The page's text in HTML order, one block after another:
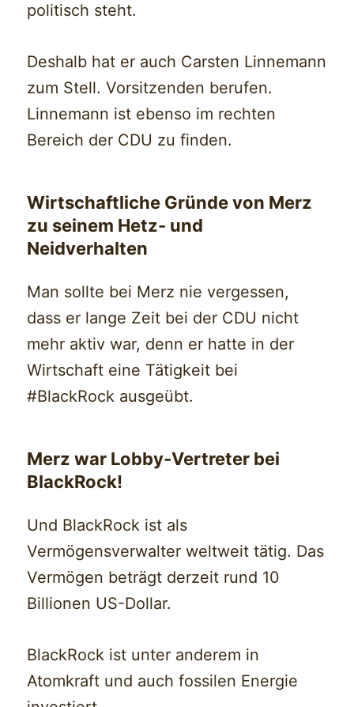
politisch steht.
Deshalb hat er auch Carsten Linnemann
zum Stell. Vorsitzenden berufen.
Linnemann ist ebenso im rechten
Bereich der CDU zu finden.
Wirtschaftliche Gründe von Merz
zu seinem Hetz- und
Neidverhalten
Man sollte bei Merz nie vergessen,
dass er lange Zeit bei der CDU nicht
mehr aktiv war, denn er hatte in der
Wirtschaft eine Tätigkeit bei
#BlackRock ausgeübt.
Merz war Lobby-Vertreter bei
BlackRock!
Und BlackRock ist als
Vermögensverwalter weltweit tätig. Das
Vermögen beträgt derzeit rund 10
Billionen US-Dollar.
BlackRock ist unter anderem in
Atomkraft und auch fossilen Energie